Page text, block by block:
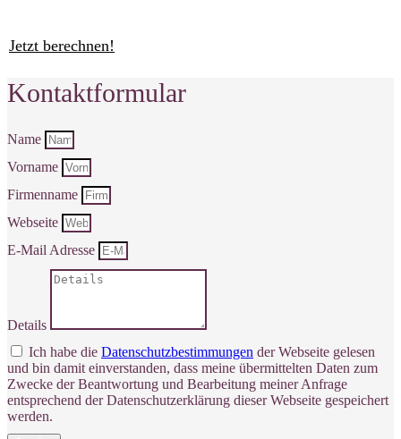
Jetzt berechnen!
Kontaktformular
Name
Vorname
Firmenname
Webseite
E-Mail Adresse
Details
Ich habe die Datenschutzbestimmungen der Webseite gelesen
und bin damit einverstanden, dass meine übermittelten Daten zum
Zwecke der Beantwortung und Bearbeitung meiner Anfrage
entsprechend der Datenschutzerklärung dieser Webseite gespeichert
werden.